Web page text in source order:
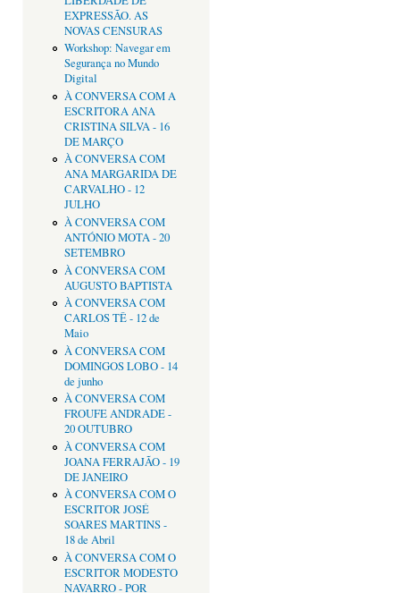
EXPRESSÃO. AS
NOVAS CENSURAS
Workshop: Navegar em
Segurança no Mundo
Digital
À CONVERSA COM A
ESCRITORA ANA
CRISTINA SILVA - 16
DE MARÇO
À CONVERSA COM
ANA MARGARIDA DE
CARVALHO - 12
JULHO
À CONVERSA COM
ANTÓNIO MOTA - 20
SETEMBRO
À CONVERSA COM
AUGUSTO BAPTISTA
À CONVERSA COM
CARLOS TÊ - 12 de
Maio
À CONVERSA COM
DOMINGOS LOBO - 14
de junho
À CONVERSA COM
FROUFE ANDRADE -
20 OUTUBRO
À CONVERSA COM
JOANA FERRAJÃO - 19
DE JANEIRO
À CONVERSA COM O
ESCRITOR JOSÉ
SOARES MARTINS -
18 de Abril
À CONVERSA COM O
ESCRITOR MODESTO
NAVARRO - POR